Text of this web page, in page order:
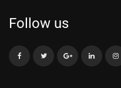
Follow us